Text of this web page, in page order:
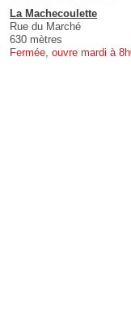
La Machecoulette
Rue du Marché
630 mètres
Fermée, ouvre mardi à